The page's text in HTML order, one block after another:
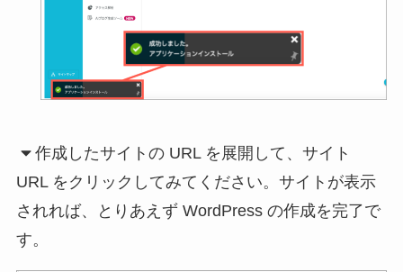
作成したサイトの URL を展開して、サイト
URL をクリックしてみてください。サイトが表示
されれば、とりあえず WordPress の作成を完了で
す。